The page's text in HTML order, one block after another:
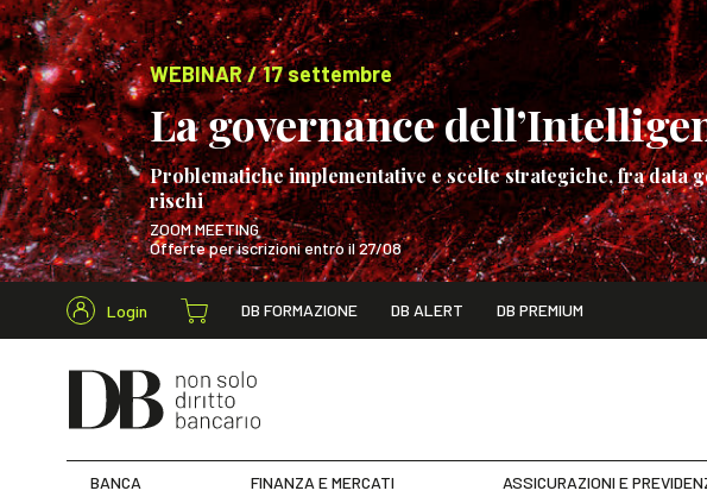
WEBINAR / 17 settembre
La governance
Problematiche implementative e scelte strategiche, fra data
rischi
ZOOM MEETING
Offerte per iscrizioni entro il 27/08
WEBINAR / 17 settembre
Login DB FORMAZIONE DB ALERT DB PREMIUM
Cerca nel sito
BANCA FINANZA E MERCATI ASSICURAZIONI E